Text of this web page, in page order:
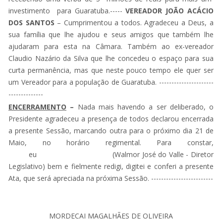
investimento para Guaratuba.-----VEREADOR JOÃO ACÁCIO
DOS SANTOS – Cumprimentou a todos. Agradeceu a Deus, a
sua família que lhe ajudou e seus amigos que também lhe
ajudaram para esta na Câmara. Também ao ex-vereador
Claudio Nazário da Silva que lhe concedeu o espaço para sua
curta permanência, mas que neste pouco tempo ele quer ser
um Vereador para a população de Guaratuba. ----------------------
--------------
ENCERRAMENTO – Nada mais havendo a ser deliberado, o
Presidente agradeceu a presença de todos declarou encerrada
a presente Sessão, marcando outra para o próximo dia 21 de
Maio, no horário regimental. Para constar,
eu (Walmor José do Valle - Diretor
Legislativo) bem e fielmente redigi, digitei e conferi a presente
Ata, que será apreciada na próxima Sessão. -------------------------
MORDECAI MAGALHÃES DE OLIVEIRA